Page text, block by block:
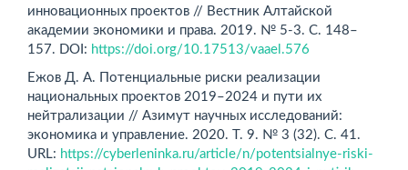
инновационных проектов // Вестник Алтайской
академии экономики и права. 2019. № 5-3. С. 148–
157. DOI: https://doi.org/10.17513/vaael.576
Ежов Д. А. Потенциальные риски реализации
национальных проектов 2019–2024 и пути их
нейтрализации // Азимут научных исследований:
экономика и управление. 2020. Т. 9. № 3 (32). С. 41.
URL: https://cyberleninka.ru/article/n/potentsialnye-riski-